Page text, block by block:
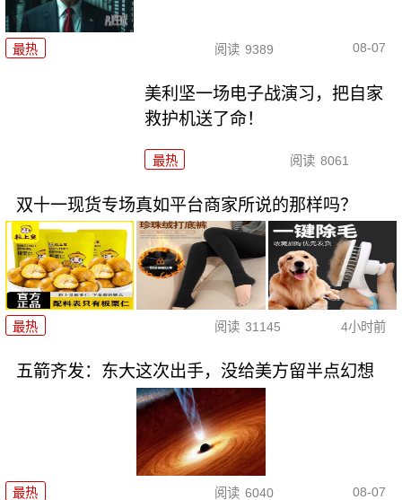
最热 阅读 9389 08-07
美利坚一场电子战演习，把自家
救护机送了命！
最热 阅读 8061
双十一现货专场真如平台商家所说的那样吗？
最热 阅读 31145 4小时前
五箭齐发：东大这次出手，没给美方留半点幻想
最热 阅读 6040 08-07